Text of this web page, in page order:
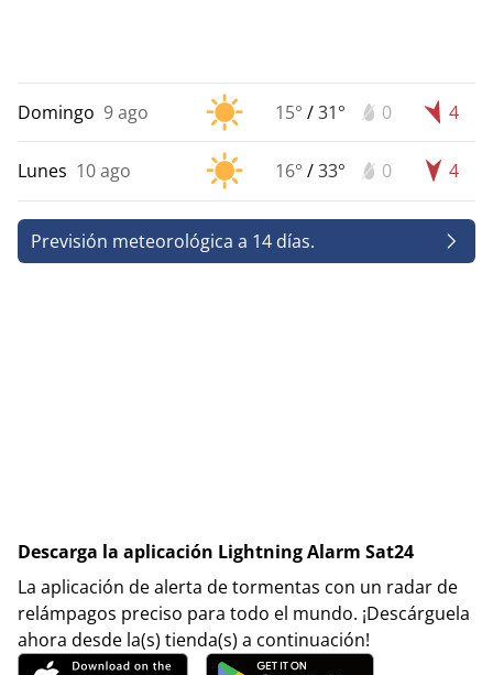
Domingo 9 ago 15° /31° 0 4
Lunes 10 ago 16° /33° 0 4
Previsión meteorológica a 14 días.
Descarga la aplicación Lightning Alarm Sat24
La aplicación de alerta de tormentas con un radar de
relámpagos preciso para todo el mundo. ¡Descárguela
ahora desde la(s) tienda(s) a continuación!